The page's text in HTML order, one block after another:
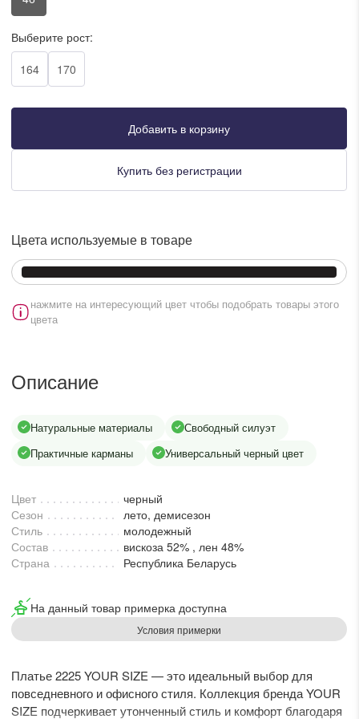
в WhatsApp
в Viber
колл-центра:
- 19:00
- 15:00
KZT RUB
Выберите рост:
164
170
Добавить в корзину
Купить без регистрации
Цвета используемые в товаре
нажмите на интересующий цвет чтобы подобрать товары этого
цвета
Описание
Натуральные материалы
Свободный силуэт
Практичные карманы
Универсальный черный цвет
Цвет
черный
Сезон
лето, демисезон
Стиль
молодежный
Состав
вискоза 52% , лен 48%
Страна
Республика Беларусь
На данный товар примерка доступна
Условия примерки
Платье 2225 YOUR SIZE — это идеальный выбор для
повседневного и офисного стиля. Коллекция бренда YOUR
SIZE подчеркивает утонченный стиль и комфорт благодаря